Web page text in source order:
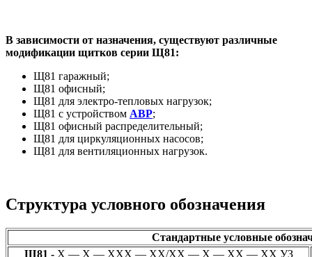
В зависимости от назначения, существуют различные
модификации щитков серии Щ81:
Щ81 гаражный;
Щ81 офисный;
Щ81 для электро-тепловых нагрузок;
Щ81 с устройством АВР;
Щ81 офисный распределительный;
Щ81 для циркуляционных насосов;
Щ81 для вентиляционных нагрузок.
Структура условного обозначения
Стандартные условные
Щ81 -Х — Х — ХХХ — ХХ/ХХ — Х — ХХ — ХХ УЗ